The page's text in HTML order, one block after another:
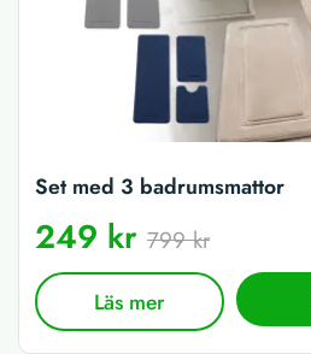
Set med 3 badrumsmattor
249 kr 799 kr
Läs mer